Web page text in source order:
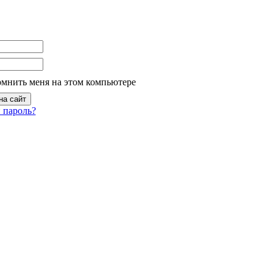
меня на этом компьютере